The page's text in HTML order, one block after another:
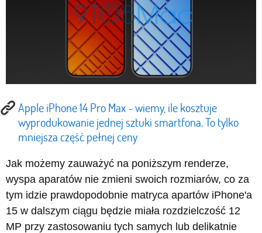
Apple iPhone 14 Pro Max - wiemy, ile kosztuje
wyprodukowanie jednej sztuki smartfona. To tylko
mniejsza część pełnej ceny
Jak możemy zauważyć na poniższym renderze,
wyspa aparatów nie zmieni swoich rozmiarów, co za
tym idzie prawdopodobnie matryca apartów iPhone'a
15 w dalszym ciągu będzie miała rozdzielczość 12
MP przy zastosowaniu tych samych lub delikatnie